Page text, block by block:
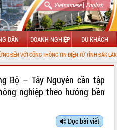
Vietnamese| English
DÂN DOANH NGHIỆP DU KHÁCH
THÔNG TIN ĐIỆN TỬ TỈNH ĐẮK LẮK
Bộ – Tây Nguyên cần tập
nghiệp theo hướng bền
Đọc bài viết